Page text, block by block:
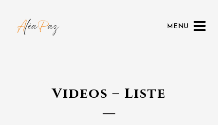
MENU
Videos – Liste